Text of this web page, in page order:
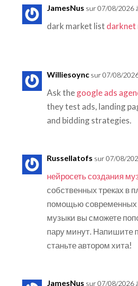
JamesNus sur 07/08/2026
dark market list darknet
Williesoync sur 07/08/
Ask thegoogle ads
they test ads, landing
and bidding strategies.
Russellatofs sur 07/08/
нейросеть создания
собственных треках в
помощью современных
музыки вы сможете
пару минут. Напишите
станьте автором хита!
JamesNus sur 07/08/2026